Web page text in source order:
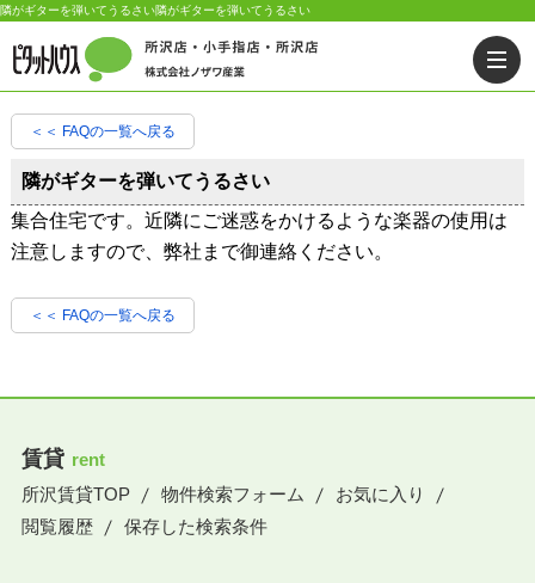
隣がギターを弾いてうるさい隣がギターを弾いてうるさい
＜＜ FAQの一覧へ戻る
隣がギターを弾いてうるさい
集合住宅です。近隣にご迷惑をかけるような楽器の使用は
注意しますので、弊社まで御連絡ください。
＜＜ FAQの一覧へ戻る
賃貸 rent
所沢賃貸TOP
物件検索フォーム
お気に入り
閲覧履歴
保存した検索条件